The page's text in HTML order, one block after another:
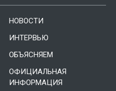
НОВОСТИ
ИНТЕРВЬЮ
ОБЪЯСНЯЕМ
ОФИЦИАЛЬНАЯ
ИНФОРМАЦИЯ